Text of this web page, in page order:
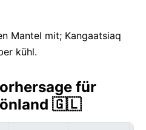
Mantel mit; Kangaatsiaq
kühl.
für
🇬🇱